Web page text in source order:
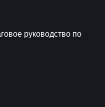
руководство по